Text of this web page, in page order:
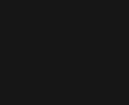
ارائه می‌شود.